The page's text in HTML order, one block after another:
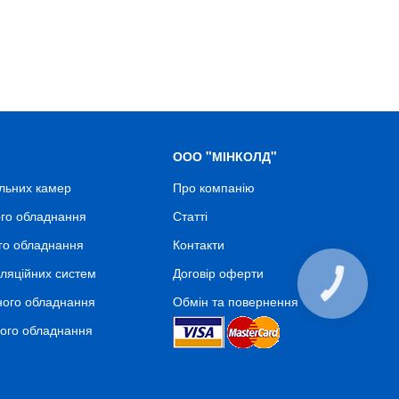
камер
обладнання
обладнання
систем
обладнання
обладнання
ООО "МІНКОЛД"
Про компанію
Статті
Контакти
Договір оферти
Обмін та повернення
КНОПКА
СВЯЗИ